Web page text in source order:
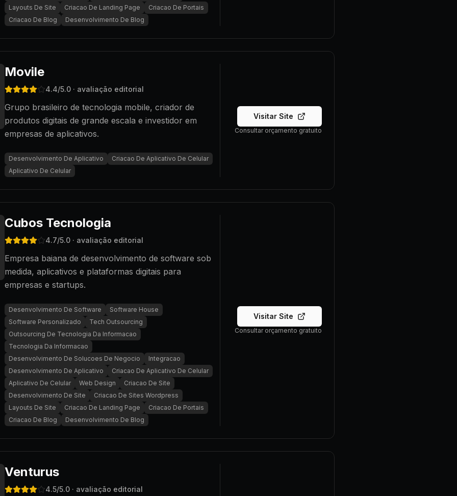
Layouts De Site
Criacao De Landing Page
Criacao De Portais
Criacao De Blog
Desenvolvimento De Blog
Movile
4.4/5.0 · avaliação editorial
Grupo brasileiro de tecnologia mobile, criador de
produtos digitais de grande escala e investidor em
empresas de aplicativos.
Desenvolvimento De Aplicativo
Criacao De Aplicativo De Celular
Aplicativo De Celular
Visitar Site
Consultar orçamento gratuito
Cubos Tecnologia
4.7/5.0 · avaliação editorial
Empresa baiana de desenvolvimento de software sob
medida, aplicativos e plataformas digitais para
empresas e startups.
Desenvolvimento De Software
Software House
Software Personalizado
Tech Outsourcing
Outsourcing De Tecnologia Da Informacao
Tecnologia Da Informacao
Desenvolvimento De Solucoes De Negocio
Integracao
Desenvolvimento De Aplicativo
Criacao De Aplicativo De Celular
Aplicativo De Celular
Web Design
Criacao De Site
Desenvolvimento De Site
Criacao De Sites Wordpress
Layouts De Site
Criacao De Landing Page
Criacao De Portais
Criacao De Blog
Desenvolvimento De Blog
Visitar Site
Consultar orçamento gratuito
Venturus
4.5/5.0 · avaliação editorial